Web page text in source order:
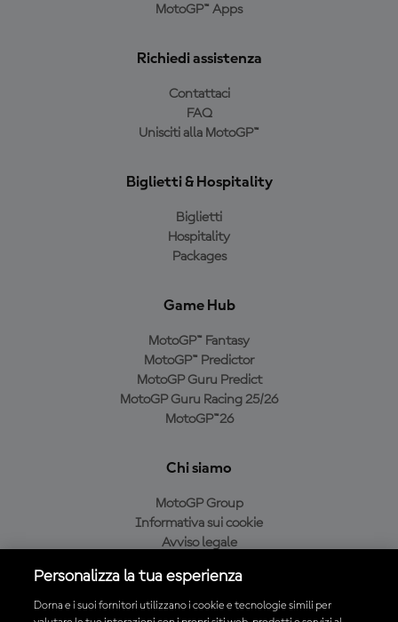
MotoGP™ Apps
Richiedi assistenza
Contattaci
FAQ
Unisciti alla MotoGP™
Biglietti & Hospitality
Biglietti
Hospitality
Packages
Game Hub
MotoGP™ Fantasy
MotoGP™ Predictor
MotoGP Guru Predict
MotoGP Guru Racing 25/26
MotoGP™26
Chi siamo
MotoGP Group
Informativa sui cookie
Avviso legale
Condizioni di acquisto
Personalizza la tua esperienza
Dorna e i suoi fornitori utilizzano i cookie e tecnologie simili per